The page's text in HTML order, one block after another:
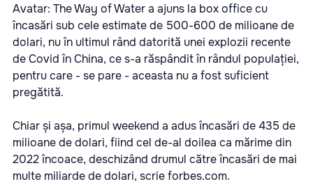
Avatar: The Way of Water a ajuns la box office cu
încasări sub cele estimate de 500-600 de milioane de
dolari, nu în ultimul rând datorită unei explozii recente
de Covid în China, ce s-a răspândit în rândul populației,
pentru care - se pare - aceasta nu a fost suficient
pregătită.
Chiar și așa, primul weekend a adus încasări de 435 de
milioane de dolari, fiind cel de-al doilea ca mărime din
2022 încoace, deschizând drumul către încasări de mai
multe miliarde de dolari, scrie forbes.com.